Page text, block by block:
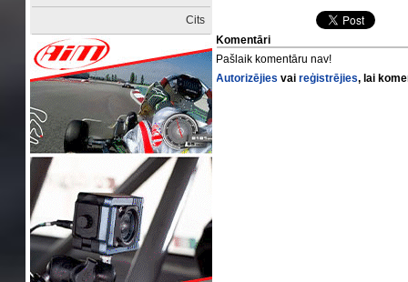
Cits
Komentāri
Pašlaik komentāru nav!
Autorizējies vaireģistrējies, lai